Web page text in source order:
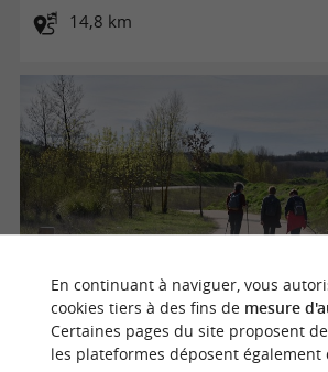
14,8 km
Voie verte "le Chemin des Mineurs"
En continuant à naviguer, vous
cookies tiers à des fins de mesure
Certaines pages du site proposent
les plateformes déposent également